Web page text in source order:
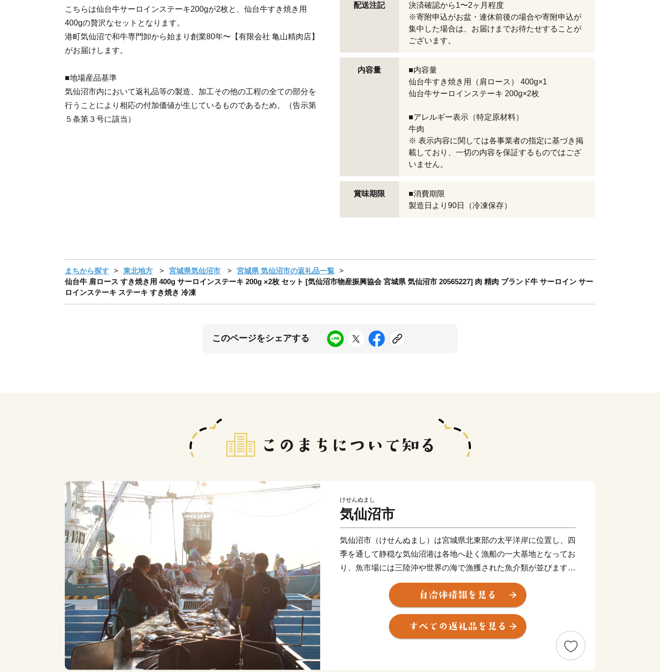
こちらは仙台牛サーロインステーキ200gが2枚と、仙台牛すき焼き用
400gの贅沢なセットとなります。
港町気仙沼で和牛専門卸から始まり創業80年〜【有限会社 亀山精肉店】
がお届けします。
■地場産品基準
気仙沼市内において返礼品等の製造、加工その他の工程の全ての部分を
行うことにより相応の付加価値が生じているものであるため。（告示第
５条第３号に該当）
配送注記
決済確認から1〜2ヶ月程度
※寄附申込がお盆・連休前後の場合や寄附申込が
集中した場合は、お届けまでお待たせすることが
ございます。
内容量
■内容量
仙台牛すき焼き用（肩ロース） 400g×1
仙台牛サーロインステーキ 200g×2枚
■アレルギー表示（特定原材料）
牛肉
※ 表示内容に関しては各事業者の指定に基づき掲
載しており、一切の内容を保証するものではござ
いません。
賞味期限
■消費期限
製造日より90日（冷凍保存）
まちから探す 東北地方 宮城県気仙沼市
宮城県 気仙沼市の返礼品一覧
仙台牛 肩ロース すき焼き用 400g サーロインステーキ 200g ×2枚 セット [気仙沼市物産振興協会 宮城県 気仙沼市 20565227] 肉 精肉 ブランド牛 サーロイン サー
ロインステーキ ステーキ すき焼き 冷凍
このページをシェアする
けせんぬまし
気仙沼市
気仙沼市（けせんぬまし）は宮城県北東部の太平洋岸に位置し、四
季を通して静穏な気仙沼港は各地へ赴く漁船の一大基地となってお
り、魚市場には三陸沖や世界の海で漁獲された魚介類が並びます。
気仙沼の代名詞ともいえるフカヒレや水揚げ日本一を誇る生鮮カツ
オなどの海産物のほか、地元特産の農産物やB級グルメとして人気
の気仙沼ホルモンなどがあり、美食の街としての一面も持っていま
す。 東日本大震災により大きな被害を受けましたが、復興に向け
て歩みを進める気仙沼市へ、皆様の更なる御支援、後押しをお願い